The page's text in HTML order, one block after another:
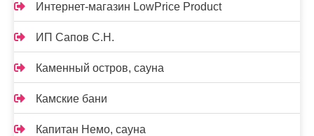
Интернет-магазин LowPrice Product
ИП Сапов С.Н.
Каменный остров, сауна
Камские бани
Капитан Немо, сауна